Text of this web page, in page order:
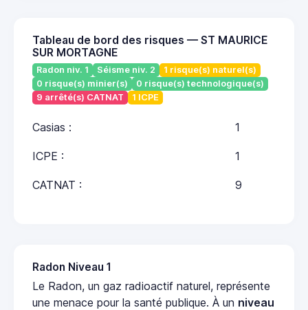
Tableau de bord des risques — ST MAURICE
SUR MORTAGNE
Radon niv. 1 Séisme niv. 2
1 risque(s) naturel(s)
0 risque(s) minier(s)
0 risque(s) technologique(s)
9 arrêté(s) CATNAT
1 ICPE
Casias : 1
ICPE : 1
CATNAT : 9
Radon Niveau 1
Le Radon, un gaz radioactif naturel, représente
une menace pour la santé publique. À un niveau